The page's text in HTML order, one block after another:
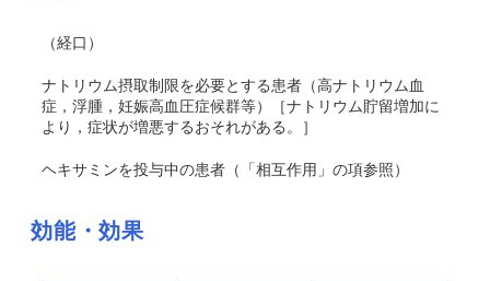
（経口）
ナトリウム摂取制限を必要とする患者（高ナトリウム血
症，浮腫，妊娠高血圧症候群等）［ナトリウム貯留増加に
より，症状が増悪するおそれがある。］
ヘキサミンを投与中の患者（「相互作用」の項参照）
効能・効果